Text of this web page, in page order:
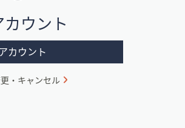
ウント
カウント
・キャンセル